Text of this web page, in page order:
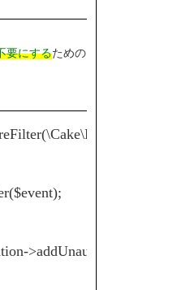
要にするための